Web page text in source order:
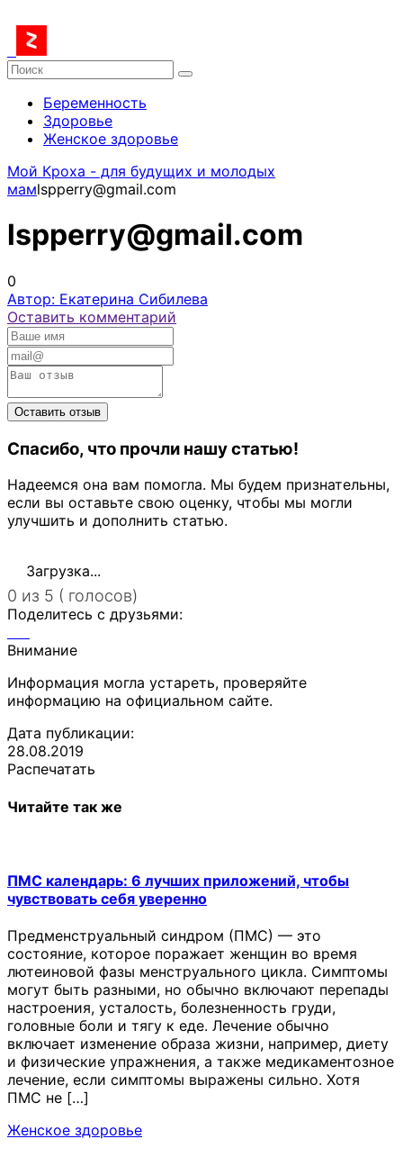
Беременность
Здоровье
Женское здоровье
Мой Кроха - для будущих и молодых
мамlspperry@gmail.com
lspperry@gmail.com
0
Автор: Екатерина Сибилева
Оставить комментарий
Спасибо, что прочли нашу статью!
Надеемся она вам помогла. Мы будем признательны,
если вы оставьте свою оценку, чтобы мы могли
улучшить и дополнить статью.
Загрузка...
0 из 5 ( голосов)
Поделитесь с друзьями:
Внимание
Информация могла устареть, проверяйте
информацию на официальном сайте.
Дата публикации:
28.08.2019
Распечатать
Читайте так же
ПМС календарь: 6 лучших приложений, чтобы
чувствовать себя уверенно
Предменструальный синдром (ПМС) — это
состояние, которое поражает женщин во время
лютеиновой фазы менструального цикла. Симптомы
могут быть разными, но обычно включают перепады
настроения, усталость, болезненность груди,
головные боли и тягу к еде. Лечение обычно
включает изменение образа жизни, например, диету
и физические упражнения, а также медикаментозное
лечение, если симптомы выражены сильно. Хотя
ПМС не […]
Женское здоровье